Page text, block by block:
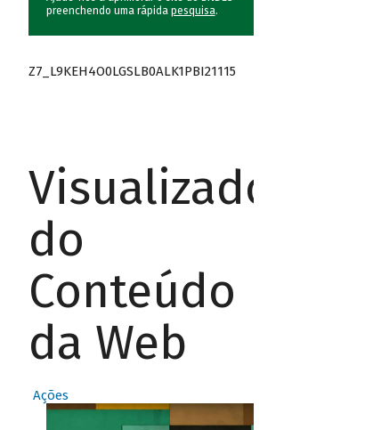
preenchendo uma rápida pesquisa.
Z7_L9KEH4O0LGSLB0ALK1PBI21115
Visualizador
do
Conteúdo
da Web
Ações